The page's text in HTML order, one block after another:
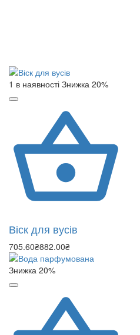
1 в наявності Знижка 20%
Віск для вусів
705.60₴882.00₴
Знижка 20%